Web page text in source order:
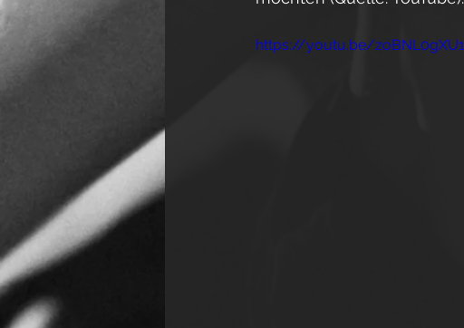
https://youtu.be/